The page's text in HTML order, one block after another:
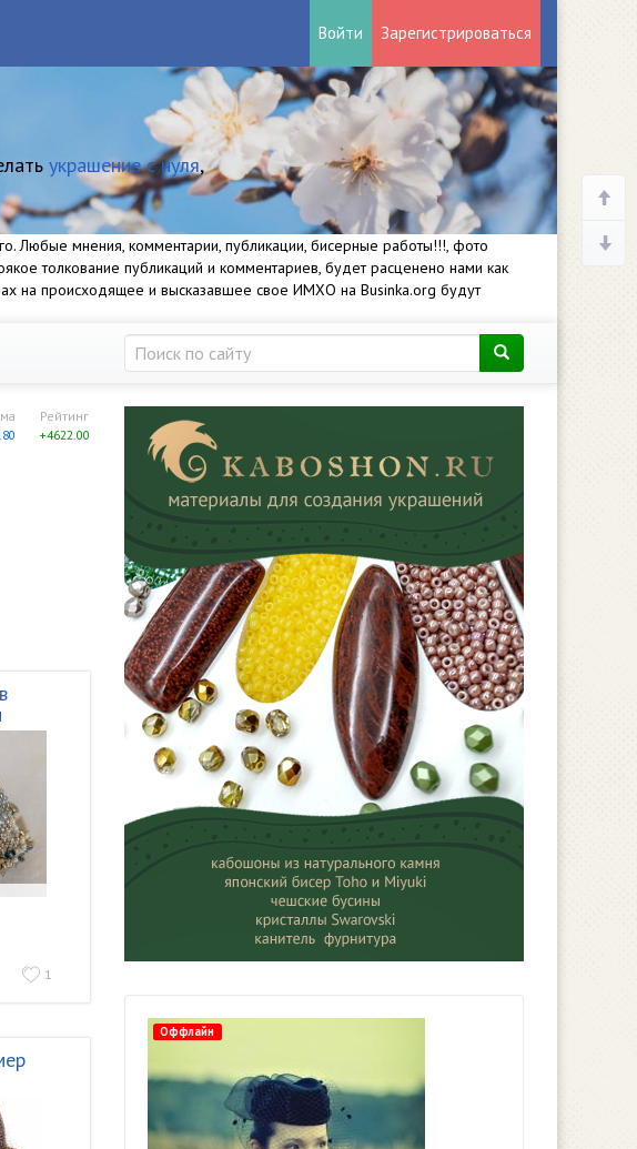
Войти Зарегистрироваться
украшение с нуля,
Любые мнения, комментарии, публикации, бисерные работы!!!, фото
толкование публикаций и комментариев, будет расценено нами как
на происходящее и высказавшее свое ИМХО на Businka.org будут
Рейтинг
+4622.00
1
Оффлайн